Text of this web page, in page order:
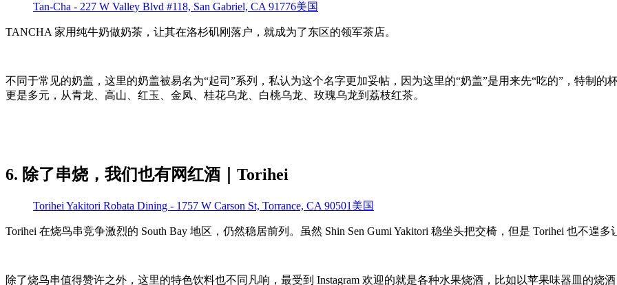
Tan-Cha - 227 W Valley Blvd #118, San Gabriel, CA 91776美国
TANCHA 家用纯牛奶做奶茶，让其在洛杉矶刚落户，就成为了东区的领军茶店。
不同于常见的奶盖，这里的奶盖被易名为“起司”系列，私认为这个名字更加妥帖，因为这里的“奶盖”是用来先“吃的”，特制
更是多元，从青龙、高山、红玉、金凤、桂花乌龙、白桃乌龙、玫瑰乌龙到荔枝红茶。
6. 除了串烧，我们也有网红酒｜Torihei
Torihei Yakitori Robata Dining - 1757 W Carson St, Torrance, CA 90501美国
Torihei 在烧鸟串竞争激烈的 South Bay 地区，仍然稳居前列。虽然 Shin Sen Gumi Yakitori 稳坐头把交椅，但是 Torihei 也不遑多
除了烧鸟串值得赞许之外，这里的特色饮料也不同凡响，最受到 Instagram 欢迎的就是各种水果烧酒，比如以苹果味器皿的烧